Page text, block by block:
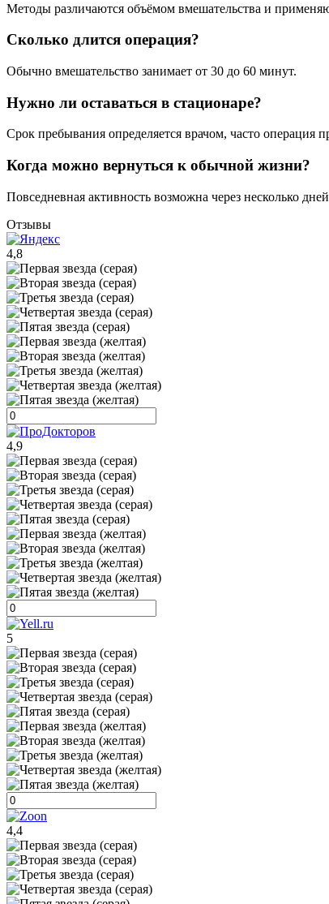
Методы различаются объёмом вмешательства и
Сколько длится операция?
Обычно вмешательство занимает от 30 до 60 минут.
Нужно ли оставаться в стационаре?
Срок пребывания определяется врачом, часто
Когда можно вернуться к обычной жизни?
Повседневная активность возможна через несколько
Отзывы
4,8
4,9
5
4,4